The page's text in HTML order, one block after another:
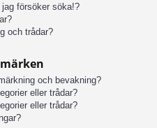
försöker söka!?
och trådar?
och bevakning?
eller trådar?
eller trådar?